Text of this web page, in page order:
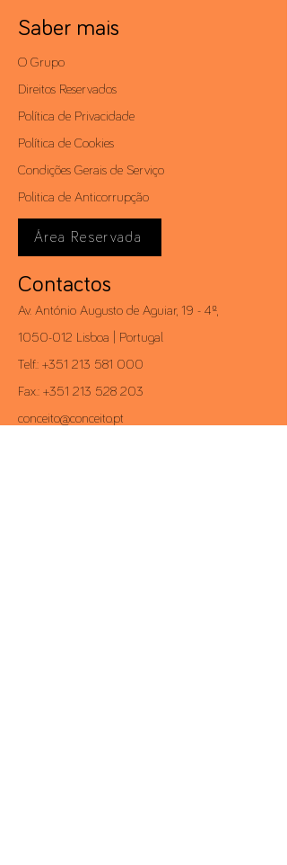
Saber mais
O Grupo
Direitos Reservados
Política de Privacidade
Política de Cookies
Condições Gerais de Serviço
Politica de Anticorrupção
Área Reservada
Contactos
Av. António Augusto de Aguiar, 19 - 4º,
1050-012 Lisboa | Portugal
Telf.: +351 213 581 000
Fax.: +351 213 528 203
conceito@conceito.pt